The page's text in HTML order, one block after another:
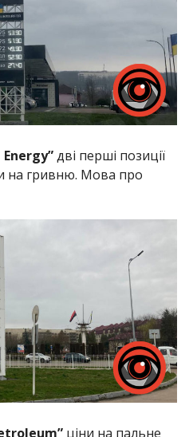
Energy”дві перші позиції
на гривню. Мова про
ціни на пальне